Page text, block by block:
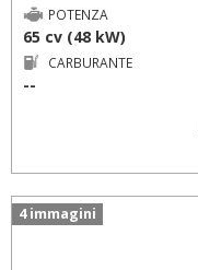
POTENZA
65 cv (48 kW)
CARBURANTE
--
4 immagini